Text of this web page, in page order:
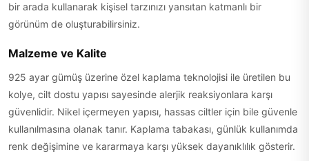
bir arada kullanarak kişisel tarzınızı yansıtan katmanlı bir
görünüm de oluşturabilirsiniz.
Malzeme ve Kalite
925 ayar gümüş üzerine özel kaplama teknolojisi ile üretilen bu
kolye, cilt dostu yapısı sayesinde alerjik reaksiyonlara karşı
güvenlidir. Nikel içermeyen yapısı, hassas ciltler için bile güvenle
kullanılmasına olanak tanır. Kaplama tabakası, günlük kullanımda
renk değişimine ve kararmaya karşı yüksek dayanıklılık gösterir.